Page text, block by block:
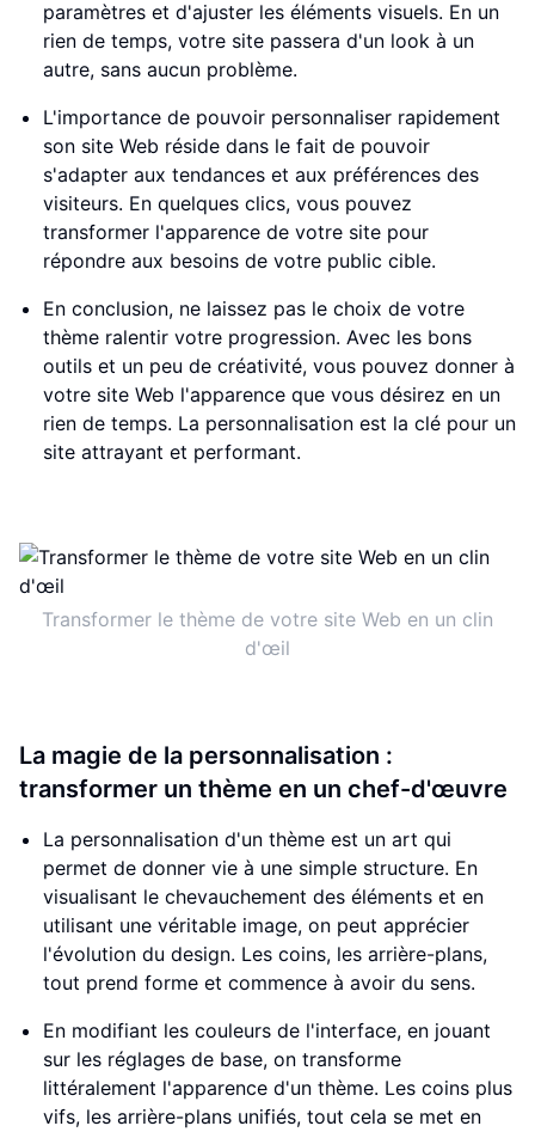
paramètres et d'ajuster les éléments visuels. En un
rien de temps, votre site passera d'un look à un
autre, sans aucun problème.
L'importance de pouvoir personnaliser rapidement
son site Web réside dans le fait de pouvoir
s'adapter aux tendances et aux préférences des
visiteurs. En quelques clics, vous pouvez
transformer l'apparence de votre site pour
répondre aux besoins de votre public cible.
En conclusion, ne laissez pas le choix de votre
thème ralentir votre progression. Avec les bons
outils et un peu de créativité, vous pouvez donner à
votre site Web l'apparence que vous désirez en un
rien de temps. La personnalisation est la clé pour un
site attrayant et performant.
Transformer le thème de votre site Web en un clin
d'œil
La magie de la personnalisation :
transformer un thème en un chef-d'œuvre
La personnalisation d'un thème est un art qui
permet de donner vie à une simple structure. En
visualisant le chevauchement des éléments et en
utilisant une véritable image, on peut apprécier
l'évolution du design. Les coins, les arrière-plans,
tout prend forme et commence à avoir du sens.
En modifiant les couleurs de l'interface, en jouant
sur les réglages de base, on transforme
littéralement l'apparence d'un thème. Les coins plus
vifs, les arrière-plans unifiés, tout cela se met en